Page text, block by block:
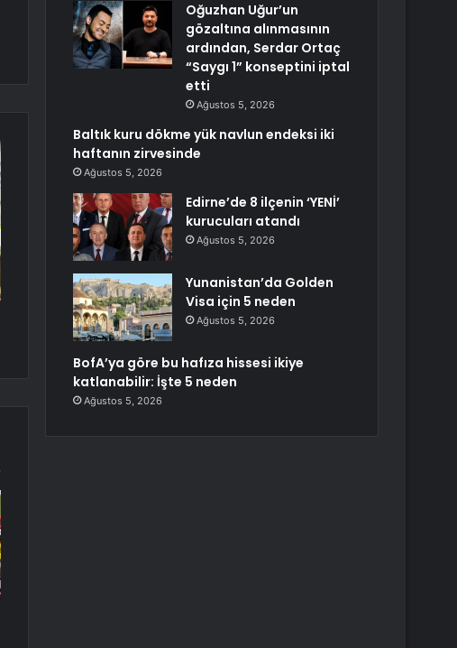
Oğuzhan Uğur’un
gözaltına alınmasının
ardından, Serdar Ortaç
“Saygı 1” konseptini iptal
etti
Ağustos 5, 2026
Baltık kuru dökme yük navlun endeksi iki
haftanın zirvesinde
Ağustos 5, 2026
Edirne’de 8 ilçenin ‘YENİ’
kurucuları atandı
Ağustos 5, 2026
Yunanistan’da Golden
Visa için 5 neden
Ağustos 5, 2026
BofA’ya göre bu hafıza hissesi ikiye
katlanabilir: İşte 5 neden
Ağustos 5, 2026